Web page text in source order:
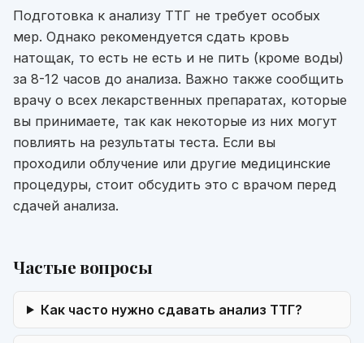
Подготовка к анализу ТТГ не требует особых
мер. Однако рекомендуется сдать кровь
натощак, то есть не есть и не пить (кроме воды)
за 8-12 часов до анализа. Важно также сообщить
врачу о всех лекарственных препаратах, которые
вы принимаете, так как некоторые из них могут
повлиять на результаты теста. Если вы
проходили облучение или другие медицинские
процедуры, стоит обсудить это с врачом перед
сдачей анализа.
Частые вопросы
Как часто нужно сдавать анализ ТТГ?